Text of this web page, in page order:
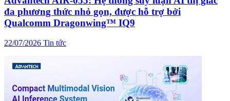
đa phương thức nhỏ gọn, được hỗ trợ bởi
Qualcomm Dragonwing™ IQ9
22/07/2026 Tin tức